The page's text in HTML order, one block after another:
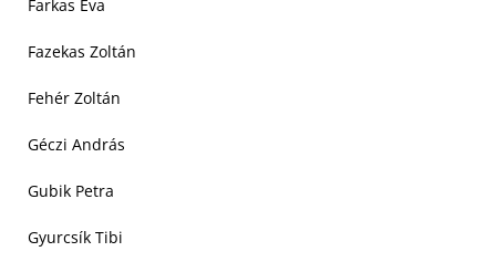
Farkas Éva
Fazekas Zoltán
Fehér Zoltán
Géczi András
Gubik Petra
Gyurcsík Tibi